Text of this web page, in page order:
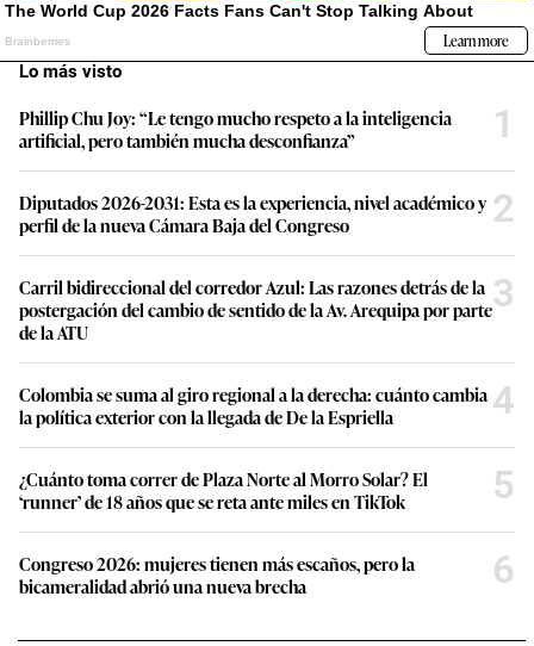
Lo más visto
Phillip Chu Joy: “Le tengo mucho respeto a la inteligencia
artificial, pero también mucha desconfianza”
1
Diputados 2026-2031: Esta es la experiencia, nivel académico y
perfil de la nueva Cámara Baja del Congreso
2
Carril bidireccional del corredor Azul: Las razones detrás de la
postergación del cambio de sentido de la Av. Arequipa por parte
de la ATU
3
Colombia se suma al giro regional a la derecha: cuánto cambia
la política exterior con la llegada de De la Espriella
4
¿Cuánto toma correr de Plaza Norte al Morro Solar? El
‘runner’ de 18 años que se reta ante miles en TikTok
5
Congreso 2026: mujeres tienen más escaños, pero la
bicameralidad abrió una nueva brecha
6